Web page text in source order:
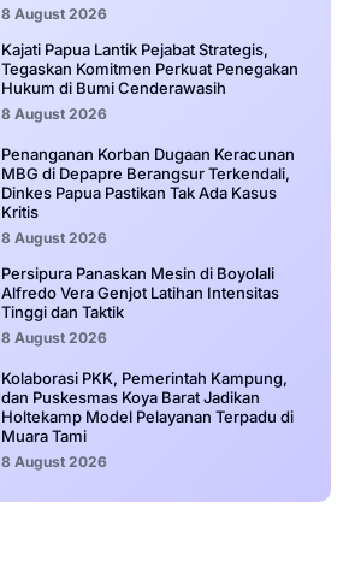
8 August 2026
Kajati Papua Lantik Pejabat Strategis,
Tegaskan Komitmen Perkuat Penegakan
Hukum di Bumi Cenderawasih
8 August 2026
Penanganan Korban Dugaan Keracunan
MBG di Depapre Berangsur Terkendali,
Dinkes Papua Pastikan Tak Ada Kasus
Kritis
8 August 2026
Persipura Panaskan Mesin di Boyolali
Alfredo Vera Genjot Latihan Intensitas
Tinggi dan Taktik
8 August 2026
Kolaborasi PKK, Pemerintah Kampung,
dan Puskesmas Koya Barat Jadikan
Holtekamp Model Pelayanan Terpadu di
Muara Tami
8 August 2026